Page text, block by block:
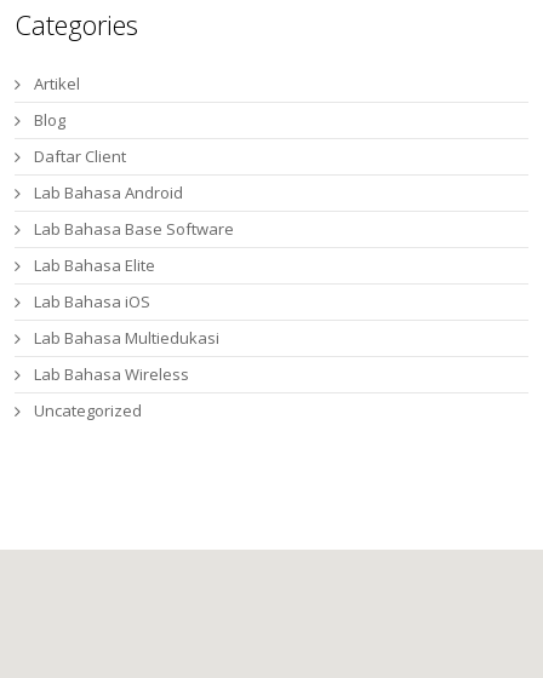
Categories
Artikel
Blog
Daftar Client
Lab Bahasa Android
Lab Bahasa Base Software
Lab Bahasa Elite
Lab Bahasa iOS
Lab Bahasa Multiedukasi
Lab Bahasa Wireless
Uncategorized